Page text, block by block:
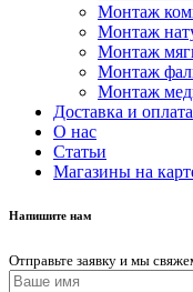
Монтаж
Монтаж
Монтаж
Монтаж
Монтаж
Доставка и оплата
О нас
Cтатьи
Магазины на
Напишите нам
Отправьте заявку и мы